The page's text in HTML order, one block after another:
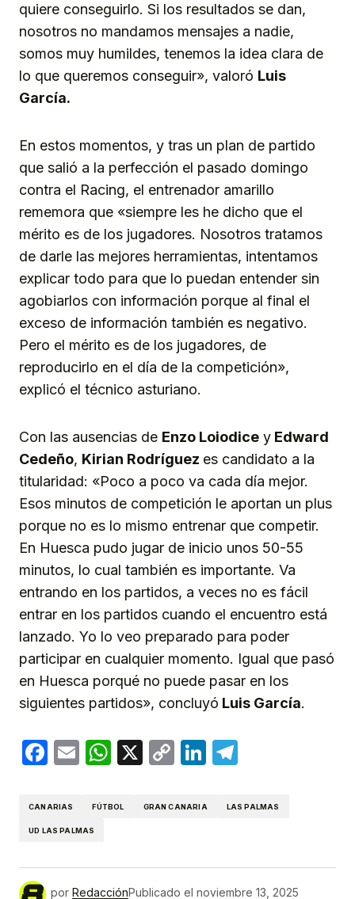
quiere conseguirlo. Si los resultados se dan,
nosotros no mandamos mensajes a nadie,
somos muy humildes, tenemos la idea clara de
lo que queremos conseguir», valoró Luis
García.
En estos momentos, y tras un plan de partido
que salió a la perfección el pasado domingo
contra el Racing, el entrenador amarillo
rememora que «siempre les he dicho que el
mérito es de los jugadores. Nosotros tratamos
de darle las mejores herramientas, intentamos
explicar todo para que lo puedan entender sin
agobiarlos con información porque al final el
exceso de información también es negativo.
Pero el mérito es de los jugadores, de
reproducirlo en el día de la competición»,
explicó el técnico asturiano.
Con las ausencias de Enzo Loiodice y Edward
Cedeño, Kirian Rodríguez es candidato a la
titularidad: «Poco a poco va cada día mejor.
Esos minutos de competición le aportan un plus
porque no es lo mismo entrenar que competir.
En Huesca pudo jugar de inicio unos 50-55
minutos, lo cual también es importante. Va
entrando en los partidos, a veces no es fácil
entrar en los partidos cuando el encuentro está
lanzado. Yo lo veo preparado para poder
participar en cualquier momento. Igual que pasó
en Huesca porqué no puede pasar en los
siguientes partidos», concluyó Luis García.
Facebook
EmailWhatsApp
X
CopyLinkedIn
CANARIAS FÚTBOL GRAN CANARIA LAS PALMAS
UD LAS PALMAS
por RedacciónPublicado el noviembre 13, 2025